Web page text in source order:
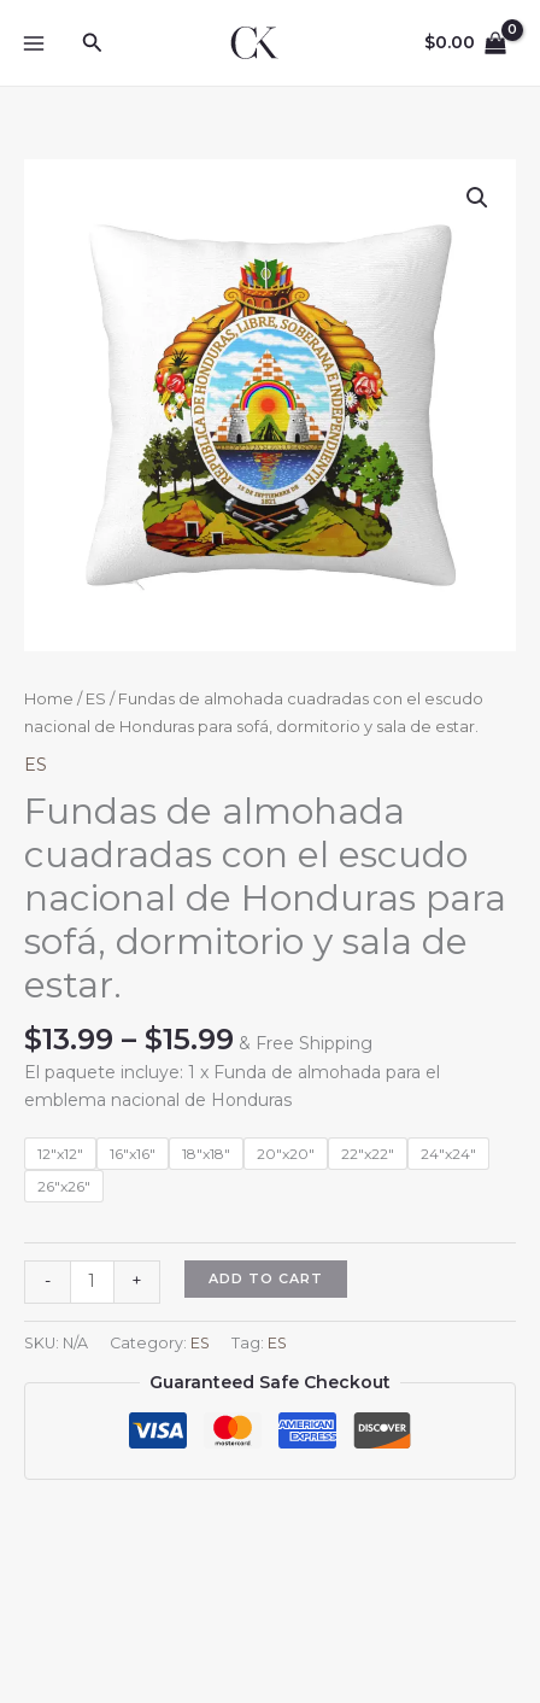
Search $0.00
Home / ES / Fundas de almohada cuadradas con el escudo
nacional de Honduras para sofá, dormitorio y sala de estar.
ES
Fundas de almohada
cuadradas con el escudo
nacional de Honduras para
sofá, dormitorio y sala de
estar.
$13.99 – $15.99 Price
range:
$13.99
$15.99
& Free Shipping
El paquete incluye: 1 x Funda de almohada para el
emblema nacional de Honduras
12"x12" 16"x16" 18"x18" 20"x20" 22"x22"
24"x24"
26"x26"
-
de
almohada
cuadradas
con
+ ADD TO CART
SKU: N/A Category: ES Tag: ES
Guaranteed Safe Checkout